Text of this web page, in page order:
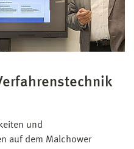
und
auf dem Malchower